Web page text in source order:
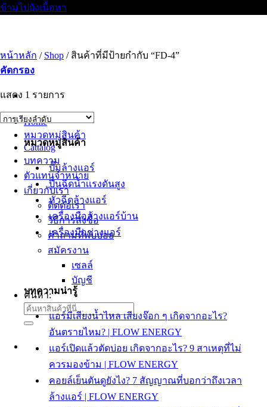
ข้ามไปยังเนื้อหา
Home
หมวดหมู่สินค้า
Cattalog
บทความ
ตัวแทนจำหน่าย
เกี่ยวกับเรา
ติดต่อเรา
วิธีการสั่งซื้อ
คำถามที่พบบ่อย
สมัครงาน
เซลล์
บัญชี
ค้นหา:
หน้าหลัก / Shop /สินค้าที่มีป้ายกำกับ “FD-4”
คัดกรอง
แสดง 1 รายการ
หมวดหมู่สินค้า
ปั๊มล้างแอร์
ปืนฉีดน้ำเเรงดันสูง
หัวฉีดล้างแอร์
เครื่องมือล้างแอร์บ้าน
เครื่องมือช่างแอร์
บทความน่ารู้
แอร์มีเสียงน้ำไหล เสียงจ๊อก ๆ เกิดจากอะไร?
อันตรายไหม? | FLOW ENERGY
แอร์เปิดแล้วตัดบ่อย เกิดจากอะไร? 9 สาเหตุที่ไม่
ควรมองข้าม | FLOW ENERGY
คอยล์เย็นตันดูยังไง? 7 สัญญาณที่บอกว่าถึงเวลา
ล้างแอร์ | FLOW ENERGY